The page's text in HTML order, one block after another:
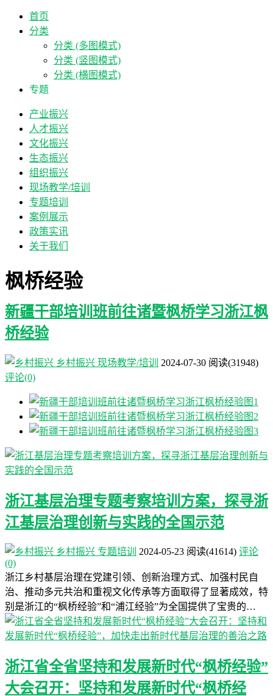
首页
分类
分类 (多图模式)
分类 (竖图模式)
分类 (横图模式)
专题
产业振兴
人才振兴
文化振兴
生态振兴
组织振兴
现场教学/培训
专题培训
案例展示
政策实讯
关于我们
枫桥经验
新疆干部培训班前往诸暨枫桥学习浙江枫
桥经验
乡村振兴 现场教学/培训 2024-07-30 阅读(31948)
评论(0)
浙江基层治理专题考察培训方案，探寻浙
江基层治理创新与实践的全国示范
乡村振兴 专题培训 2024-05-23 阅读(41614) 评论
(0)
浙江乡村基层治理在党建引领、创新治理方式、加强村民自
治、推动多元共治和重视文化传承等方面取得了显著成效，特
别是浙江的“枫桥经验”和“浦江经验”为全国提供了宝贵的…
浙江省全省坚持和发展新时代“枫桥经验”
大会召开：坚持和发展新时代“枫桥经